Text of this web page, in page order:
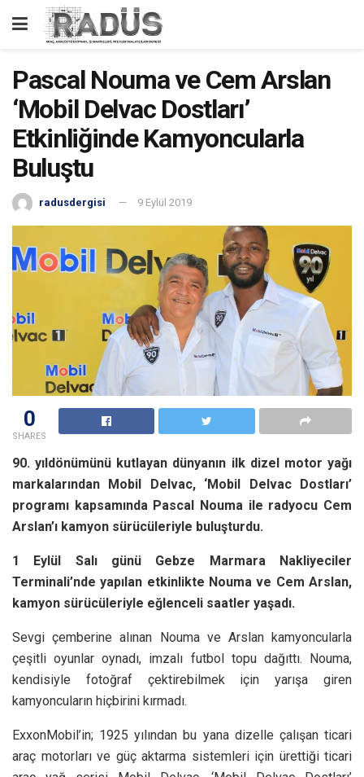
Pascal Nouma ve Cem Arslan
‘Mobil Delvac Dostları’
Etkinliğinde Kamyoncularla
Buluştu
radusdergisi 9 Eylül 2019
0
SHARES
90. yıldönümünü kutlayan dünyanın ilk dizel motor yağı
markalarından Mobil Delvac, ‘Mobil Delvac Dostları’
programı kapsamında Pascal Nouma ile radyocu Cem
Arslan’ı kamyon sürücüleriyle buluşturdu.
1 Eylül Salı günü Gebze Marmara Nakliyeciler
Terminali’nde yapılan etkinlikte Nouma ve Cem Arslan,
kamyon sürücüleriyle eğlenceli saatler yaşadı.
Sevgi çemberine alınan Nouma ve Arslan kamyoncularla
çeşitli oyunlar oynadı, imzalı futbol topu dağıttı. Nouma,
kendisiyle fotoğraf çektirebilmek için yarışa giren
kamyoncuların hiçbirini kırmadı.
ExxonMobil’in; 1925 yılından bu yana dizelle çalışan ticari
araç motorları ve güç aktarma sistemleri için ürettiği ticari